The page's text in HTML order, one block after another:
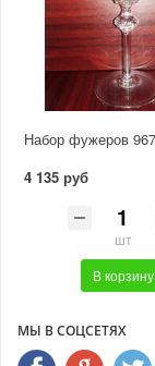
4 135 руб
шт
В корзину
МЫ В СОЦСЕТЯХ